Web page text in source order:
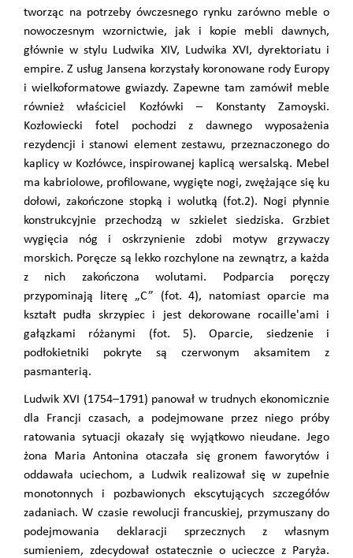
tworząc na potrzeby ówczesnego rynku zarówno meble o
nowoczesnym wzornictwie, jak i kopie mebli dawnych,
głównie w stylu Ludwika XIV, Ludwika XVI, dyrektoriatu i
empire. Z usług Jansena korzystały koronowane rody Europy
i wielkoformatowe gwiazdy. Zapewne tam zamówił meble
również właściciel Kozłówki – Konstanty Zamoyski.
Kozłowiecki fotel pochodzi z dawnego wyposażenia
rezydencji i stanowi element zestawu, przeznaczonego do
kaplicy w Kozłówce, inspirowanej kaplicą wersalską. Mebel
ma kabriolowe, profilowane, wygięte nogi, zwężające się ku
dołowi, zakończone stopką i wolutką (fot.2). Nogi płynnie
konstrukcyjnie przechodzą w szkielet siedziska. Grzbiet
wygięcia nóg i oskrzynienie zdobi motyw grzywaczy
morskich. Poręcze są lekko rozchylone na zewnątrz, a każda
z nich zakończona wolutami. Podparcia poręczy
przypominają literę „C” (fot. 4), natomiast oparcie ma
kształt pudła skrzypiec i jest dekorowane rocaille'ami i
gałązkami różanymi (fot. 5). Oparcie, siedzenie i
podłokietniki pokryte są czerwonym aksamitem z
pasmanterią.
Ludwik XVI (1754–1791) panował w trudnych ekonomicznie
dla Francji czasach, a podejmowane przez niego próby
ratowania sytuacji okazały się wyjątkowo nieudane. Jego
żona Maria Antonina otaczała się gronem faworytów i
oddawała uciechom, a Ludwik realizował się w zupełnie
monotonnych i pozbawionych ekscytujących szczegółów
zadaniach. W czasie rewolucji francuskiej, przymuszany do
podejmowania deklaracji sprzecznych z własnym
sumieniem, zdecydował ostatecznie o ucieczce z Paryża.